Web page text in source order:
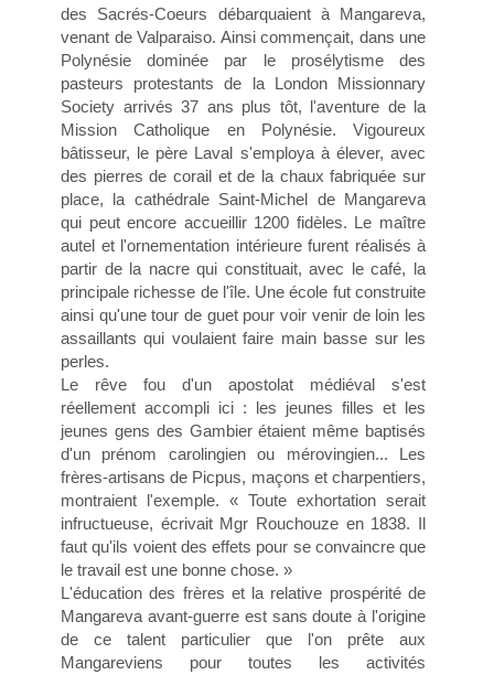
des Sacrés-Coeurs débarquaient à Mangareva,
venant de Valparaiso. Ainsi commençait, dans une
Polynésie dominée par le prosélytisme des
pasteurs protestants de la London Missionnary
Society arrivés 37 ans plus tôt, l'aventure de la
Mission Catholique en Polynésie. Vigoureux
bâtisseur, le père Laval s'employa à élever, avec
des pierres de corail et de la chaux fabriquée sur
place, la cathédrale Saint-Michel de Mangareva
qui peut encore accueillir 1200 fidèles. Le maître
autel et l'ornementation intérieure furent réalisés à
partir de la nacre qui constituait, avec le café, la
principale richesse de l'île. Une école fut construite
ainsi qu'une tour de guet pour voir venir de loin les
assaillants qui voulaient faire main basse sur les
perles.
Le rêve fou d'un apostolat médiéval s'est
réellement accompli ici : les jeunes filles et les
jeunes gens des Gambier étaient même baptisés
d'un prénom carolingien ou mérovingien... Les
frères-artisans de Picpus, maçons et charpentiers,
montraient l'exemple. « Toute exhortation serait
infructueuse, écrivait Mgr Rouchouze en 1838. Il
faut qu'ils voient des effets pour se convaincre que
le travail est une bonne chose. »
L'éducation des frères et la relative prospérité de
Mangareva avant-guerre est sans doute à l'origine
de ce talent particulier que l'on prête aux
Mangareviens pour toutes les activités